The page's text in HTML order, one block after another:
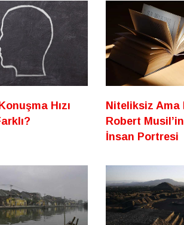
Hızı
Niteliksiz Ama
Robert
İnsan Portresi